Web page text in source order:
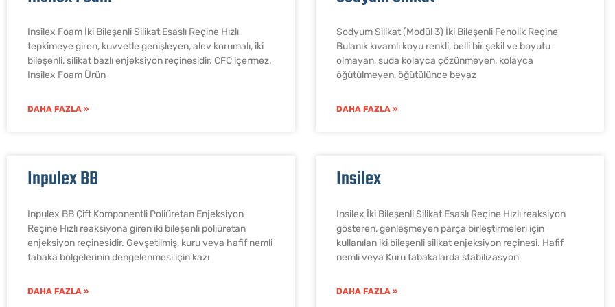
Insilex Foam İki Bileşenli Silikat Esaslı Reçine Hızlı
tepkimeye giren, kuvvetle genişleyen, alev korumalı, iki
bileşenli, silikat bazlı enjeksiyon reçinesidir. CFC içermez.
Insilex Foam Ürü​n
DAHA FAZLA »
Sodyum Silikat (Modül 3) İki Bileşenli Fenolik Reçine
Bulanık kıvamlı koyu renkli, belli bir şekil ve boyutu
olmayan, suda kolayca çözünmeyen, kolayca
öğütülmeyen, öğütülünce beyaz
DAHA FAZLA »
Inpulex BB
Inpulex BB Çift Komponentli Poliüretan Enjeksiyon
Reçine Hızlı reaksiyona giren iki bileşenli poliüretan
enjeksiyon reçinesidir. Gevşetilmiş, kuru veya hafif nemli
tabaka bölgelerinin dengelenmesi için kazı
DAHA FAZLA »
Insilex
Insilex İki Bileşenli Silikat Esaslı Reçine Hızlı reaksiyon
gösteren, genleşmeyen parça birleştirmeleri için
kullanılan iki bileşenli silikat enjeksiyon reçinesi. Hafif
nemli veya Kuru tabakalarda stabilizasyon
DAHA FAZLA »